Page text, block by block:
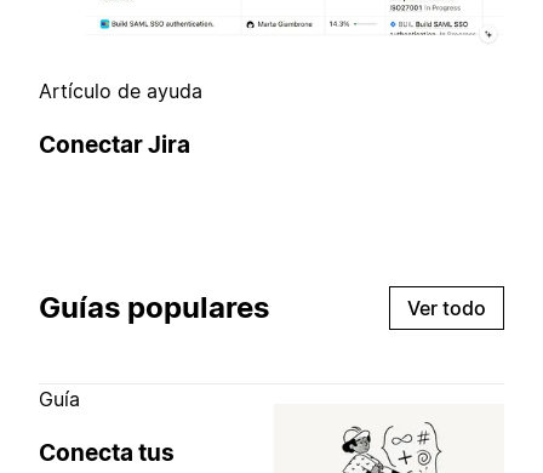
Artículo de ayuda
Conectar Jira
Guías populares Ver todo
Guía
Conecta tus